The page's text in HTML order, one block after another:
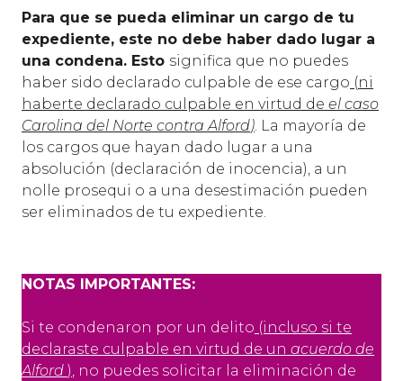
Para que se pueda eliminar un cargo de tu
expediente, este no debe haber dado lugar a
una condena. Esto significa que no puedes
haber sido declarado culpable de ese cargo (ni
haberte declarado culpable en virtud de el caso
Carolina del Norte contra Alford) . La mayoría de
los cargos que hayan dado lugar a una
absolución (declaración de inocencia), a un
nolle prosequi o a una desestimación pueden
ser eliminados de tu expediente.
NOTAS IMPORTANTES:
Si te condenaron por un delito (incluso si te
declaraste culpable en virtud de un acuerdo de
Alford ) , no puedes solicitar la eliminación de